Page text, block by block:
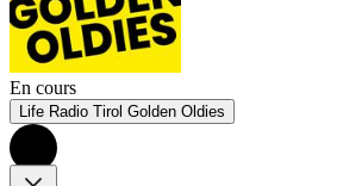
En cours
Life Radio Tirol Golden Oldies